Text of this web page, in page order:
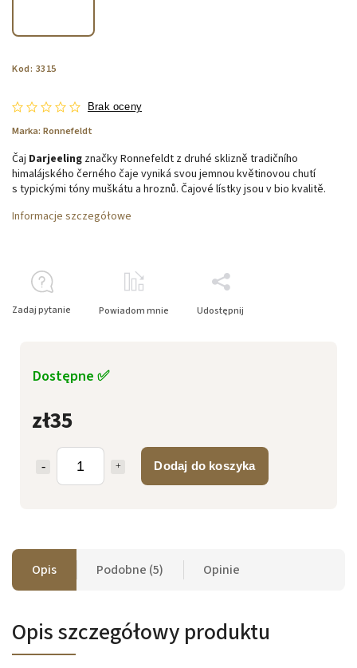
Kod: 3315
Brak oceny
Marka: Ronnefeldt
zł35
Dodaj do koszyka
Dostępne ✅
Čaj Darjeeling značky Ronnefeldt z druhé sklizně tradičního
himalájského černého čaje vyniká svou jemnou květinovou chutí
s typickými tóny muškátu a hroznů. Čajové lístky jsou v bio kvalitě.
Informacje szczegółowe
Zadaj pytanie Powiadom mnie Udostępnij
Opis Podobne (5) Opinie
Opis szczegółowy produktu